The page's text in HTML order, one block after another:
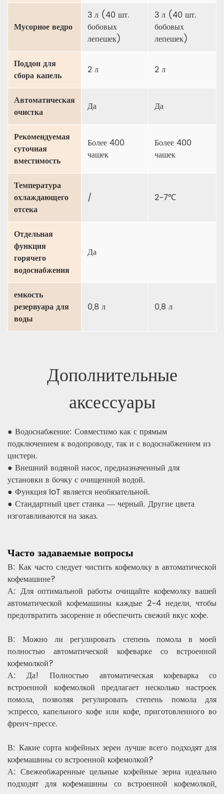
Мусорное ведро
3 л (40 шт.
бобовых
лепешек)
3 л (40 шт.
бобовых
лепешек)
Поддон для
сбора капель
2 л 2 л
Автоматическая
очистка
Да Да
Рекомендуемая
суточная
вместимость
Более 400
чашек
Более 400
чашек
Температура
охлаждающего
отсека
/ 2-7℃
Отдельная
функция
горячего
водоснабжения
Да
емкость
резервуара для
воды
0,8 л 0,8 л
Дополнительные
аксессуары
● Водоснабжение: Совместимо как с прямым
подключением к водопроводу, так и с водоснабжением из
цистерн.
● Внешний водяной насос, предназначенный для
установки в бочку с очищенной водой.
● Функция IoT является необязательной.
● Стандартный цвет станка — черный. Другие цвета
изготавливаются на заказ.
Часто задаваемые вопросы
В: Как часто следует чистить кофемолку в автоматической
кофемашине?
А: Для оптимальной работы очищайте кофемолку вашей
автоматической кофемашины каждые 2-4 недели, чтобы
предотвратить засорение и обеспечить свежий вкус кофе.
В: Можно ли регулировать степень помола в моей
полностью автоматической кофеварке со встроенной
кофемолкой?
А: Да! Полностью автоматическая кофеварка со
встроенной кофемолкой предлагает несколько настроек
помола, позволяя регулировать степень помола для
эспрессо, капельного кофе или кофе, приготовленного во
френч-прессе.
В: Какие сорта кофейных зерен лучше всего подходят для
кофемашины со встроенной кофемолкой?
А: Свежеобжаренные цельные кофейные зерна идеально
подходят для кофемашины со встроенной кофемолкой,